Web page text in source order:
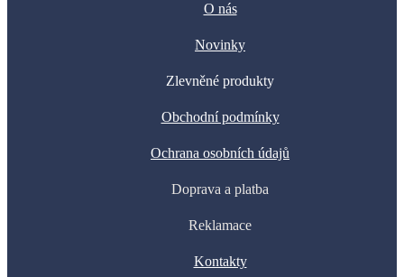
O nás
Novinky
Zlevněné produkty
Obchodní podmínky
Ochrana osobních údajů
Doprava a platba
Reklamace
Kontakty